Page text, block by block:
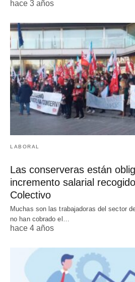
hace 3 años
LABORAL
Las conserveras están
incremento salarial
Colectivo
Muchas son las trabajadoras del sector
no han cobrado el…
hace 4 años